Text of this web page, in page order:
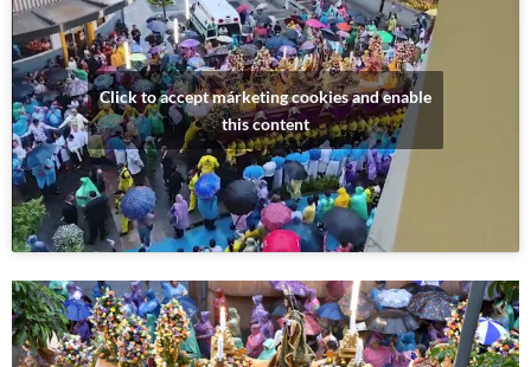
Click to accept márketing cookies and enable
this content